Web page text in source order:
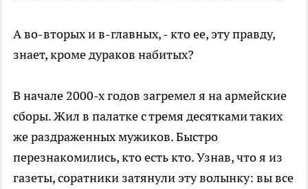
А во-вторых и в-главных, - кто ее, эту правду,
знает, кроме дураков набитых?
В начале 2000-х годов загремел я на армейские
сборы. Жил в палатке с тремя десятками таких
же раздраженных мужиков. Быстро
перезнакомились, кто есть кто. Узнав, что я из
газеты, соратники затянули эту волынку: вы все